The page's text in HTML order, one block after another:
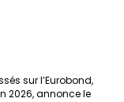
sur l’Eurobond,
2026, annonce le